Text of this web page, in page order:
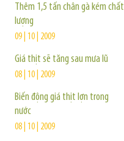
Thêm 1,5 tấn chân gà kém chất
lượng
09 | 10 | 2009
Giá thịt sẽ tăng sau mưa lũ
08 | 10 | 2009
Biến động giá thịt lợn trong
nước
08 | 10 | 2009